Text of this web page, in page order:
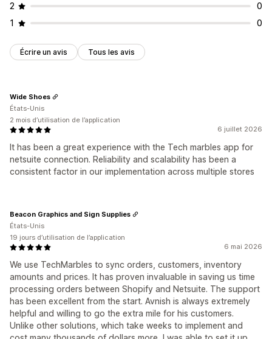
2
0
1
0
Écrire un avis Tous les avis
6 juillet 2026
It has been a great experience with the Tech marbles app for
netsuite connection. Reliability and scalability has been a
consistent factor in our implementation across multiple stores
Wide Shoes
États-Unis
2 mois d’utilisation de l’application
6 mai 2026
We use TechMarbles to sync orders, customers, inventory
amounts and prices. It has proven invaluable in saving us time
processing orders between Shopify and Netsuite. The support
has been excellent from the start. Avnish is always extremely
helpful and willing to go the extra mile for his customers.
Unlike other solutions, which take weeks to implement and
Beacon Graphics and Sign Supplies
États-Unis
19 jours d’utilisation de l’application